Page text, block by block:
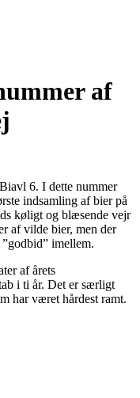
af
6. I dette nummer
indsamling af bier på
køligt og blæsende vejr
af vilde bier, men der
imellem.
af årets
i ti år. Det er særligt
har været hårdest ramt.